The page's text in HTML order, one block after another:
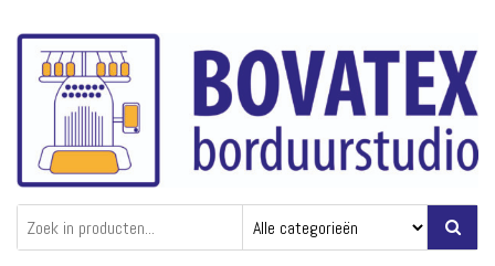
naar
Bovatex